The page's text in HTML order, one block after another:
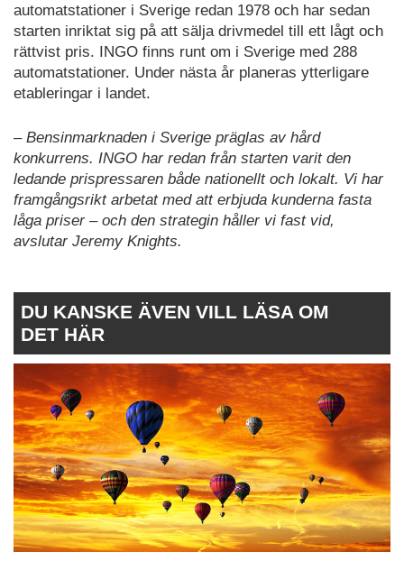
automatstationer i Sverige redan 1978 och har sedan
starten inriktat sig på att sälja drivmedel till ett lågt och
rättvist pris. INGO finns runt om i Sverige med 288
automatstationer. Under nästa år planeras ytterligare
etableringar i landet.
– Bensinmarknaden i Sverige präglas av hård
konkurrens. INGO har redan från starten varit den
ledande prispressaren både nationellt och lokalt. Vi har
framgångsrikt arbetat med att erbjuda kunderna fasta
låga priser – och den strategin håller vi fast vid,
avslutar Jeremy Knights.
DU KANSKE ÄVEN VILL LÄSA OM
DET HÄR